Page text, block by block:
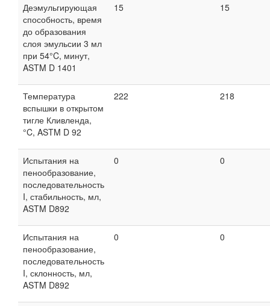
Деэмульгирующая
способность, время
до образования
слоя эмульсии 3 мл
при 54°C, минут,
ASTM D 1401
15 15
Температура
вспышки в открытом
тигле Кливленда,
°C, ASTM D 92
222 218
Испытания на
пенообразование,
последовательность
I, стабильность, мл,
ASTM D892
0 0
Испытания на
пенообразование,
последовательность
I, склонность, мл,
ASTM D892
0 0